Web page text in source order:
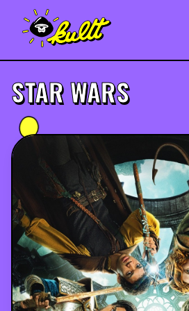
MUSIQUE
CRÉATION
ART
JEUX-VIDÉO
VINTAGE
STAR WARS